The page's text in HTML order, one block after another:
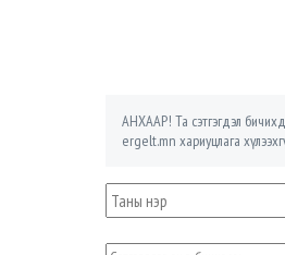
АНХААР! Та сэтгэгдэл
ergelt.mn хариуцлага